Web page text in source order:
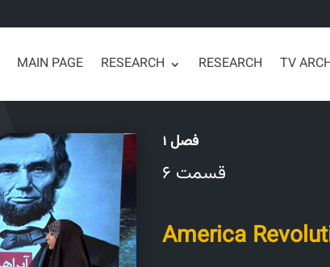
MAIN PAGE RESEARCH RESEARCH TV
فصل 1
قسمت 6
America